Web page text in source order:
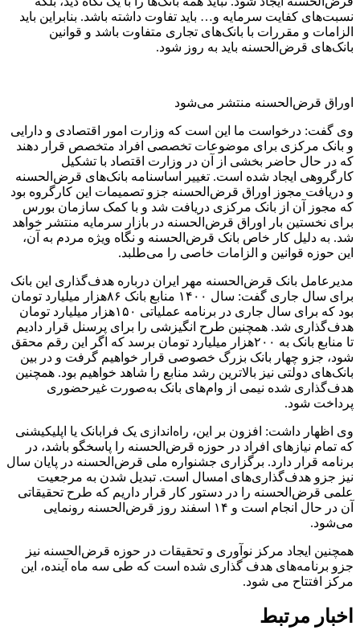
نسبت‌های کفایت سرمایه و… باید تفاوت داشته باشد. بنابراین باید
الزامات و مقررات با بانک‌های تجاری متفاوت باشد و قوانین
بانک‌های قرض‌الحسنه باید به روز شود.
اوراق قرض‌الحسنه منتشر می‌شود
وی گفت: درخواست ما این است که وزارت امور اقتصادی و دارایی
و بانک مرکزی برای موضوعات تخصصی افراد متخصص قرار دهند
که در حال حاضر بخشی از آن در وزارت اقتصاد با تشکیل
کارگروهی ایجاد شده است. تغییر اساسنامه بانک‌های قرض‌الحسنه
و دریافت مجوز اوراق قرض‌الحسنه جزو تصمیمات این کارگروه بود
که مجوز آن از بانک مرکزی دریافت شد و با کمک سازمان بورس
برای نخستین بار اوراق قرض‌الحسنه در بازار سرمایه منتشر خواهد
شد. به دلیل کار خاص بانک قرض‌الحسنه و نگاه ویژه مردم به آن،
این حوزه قوانین و الزامات خاصی را می‌طلبد.
مدیرعامل بانک قرض‌الحسنه مهر ایران درباره هدف‌گذاری این بانک
برای سال جاری گفت: سال ۱۴۰۰ منابع بانک ۸۶هزار میلیارد تومان
بود که برای سال جاری در برنامه عملیاتی ۱۵۰هزار میلیارد تومان
هدف‌گذاری شد. همچنین طرح انگیزشی را برای پرسنل قرار دادیم
تا منابع بانک به ۲۰۰هزار میلیارد تومان برسد که اگر این رقم محقق
شود، جزو چهار بانک بزرگ خصوصی قرار خواهیم گرفت و در بین
بانک‌های دولتی نیز بالاترین رشد منابع را شاهد خواهیم بود. همچنین
هدف‌گذاری شده نیمی از وام‌های بانک به‌صورت غیرحضوری
پرداخت شود.
وی اظهار داشت: افزون بر این، راه‌اندازی یک فرابانک یا اپلیکیشنی
که تمام نیازهای افراد در حوزه قرض‌الحسنه را پاسخگو باشد، در
برنامه قرار دارد. برگزاری جشنواره ملی قرض‌الحسنه در پایان سال
نیز جزو هدف‌گذاری‌های امسال است. تبدیل شدن به مرجعیت
علمی قرض‌الحسنه را در دستور کار قرار داریم که طرح تحقیقاتی
آن در حال انجام است و ۱۴ اسفند روز قرض‌الحسنه رونمایی
می‌شود.
همچنین ایجاد مرکز نوآوری و تحقیقات در حوزه قرض‌الحسنه نیز
جزو برنامه‌های هدف گذاری شده است که طی سه ماه آینده، این
مرکز افتتاح می شود.
اخبار مرتبط